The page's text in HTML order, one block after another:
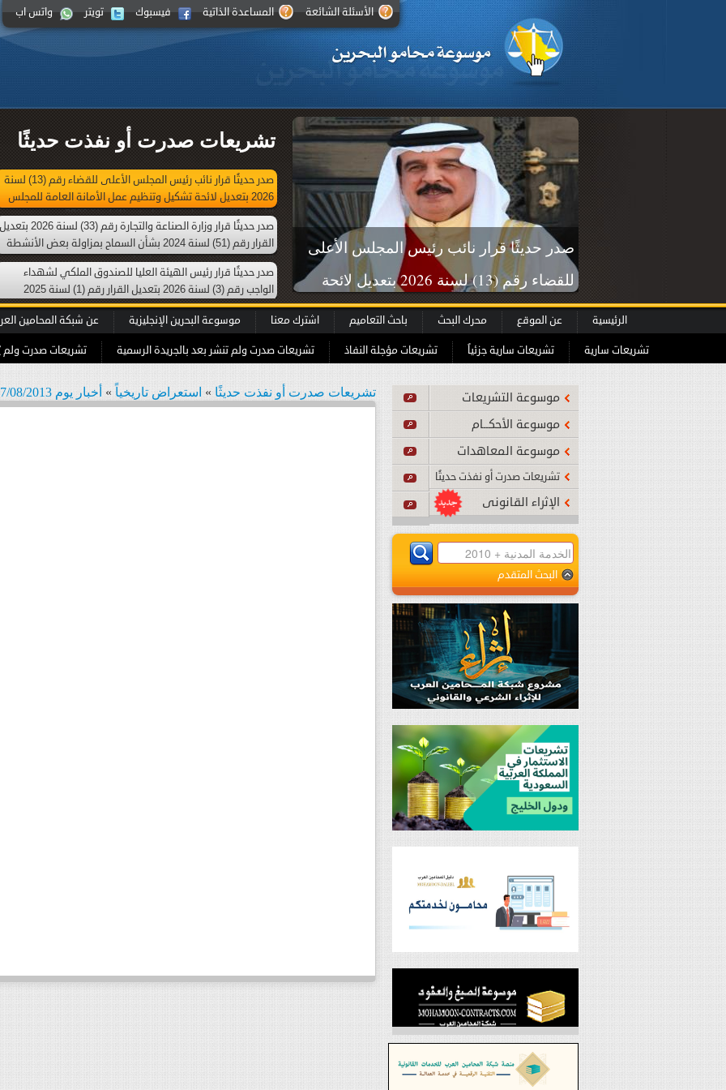
الأسئلة الشائعة المساعدة الذاتية فيسبوك تويتر واتس اب
تشريعات صدرت أو نفذت حديثًا
صدر حديثًا قرار نائب رئيس المجلس الأعلى للقضاء رقم (13) لسنة
2026 بتعديل لائحة تشكيل وتنظيم عمل الأمانة العامة للمجلس
الأعلى للقضاء الصادرة بالقرار رقم (1) لسنة 2026
صدر حديثًا قرار وزارة الصناعة والتجارة رقم (33) لسنة 2026 بتعديل
القرار رقم (51) لسنة 2024 بشأن السماح بمزاولة بعض الأنشطة
التجارية من خلال محل تجاري افتراضي
صدر حديثًا قرار رئيس الهيئة العليا للصندوق الملكي لشهداء
الواجب رقم (3) لسنة 2026 بتعديل القرار رقم (1) لسنة 2025
بإعادة تشكيل الهيئة العليا للصندوق الملكي لشهداء الواجب
صدر حديثًا قرار نائب رئيس المجلس الأعلى
للقضاء رقم (13) لسنة 2026 بتعديل لائحة
تشكيل وتنظيم عمل الأمانة العامة للمجلس
الأعلى للقضاء الصادرة بالقرار رقم (1) لسنة
2026
أصبح نافذًا بدءًا من تاريخ نشره في الجريدة الرسمي ... اقرأ المزيد
الرئيسية عن الموقع محرك البحث باحث التعاميم اشترك معنا موسوعة البحرين الإنجليزية عن شبكة المحامين
تشريعات سارية تشريعات سارية جزئياً تشريعات مؤجلة النفاذ تشريعات صدرت ولم تنشر بعد بالجريدة الرسمية تشريعات صدرت
موسوعة التشريعات
موسوعة الأحكــام
موسوعة المعاهدات
تشريعات صدرت أو نفذت حديثًا
الإثراء القانونى
البحث المتقدم
تشريعات صدرت أو نفذت حديثًا» استعراض تاريخياً » أخبار يوم 17/08/2013